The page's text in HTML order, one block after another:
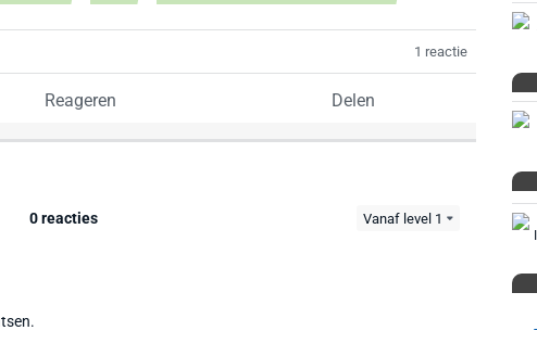
1 reactie
Reageren Delen
0 reacties Vanaf level 1